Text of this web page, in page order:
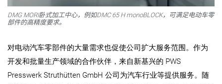
DMG MORI卧式加工中心，例如DMC 65 H monoBLOCK，可满足电动车零
部件的高精度要求。
对电动汽车零部件的大量需求也促使公司扩大服务范围。作为
开发和批量生产领域的合作伙伴，来自新基兴的 PWS
Presswerk Struthütten GmbH 公司为汽车行业等提供服务。随